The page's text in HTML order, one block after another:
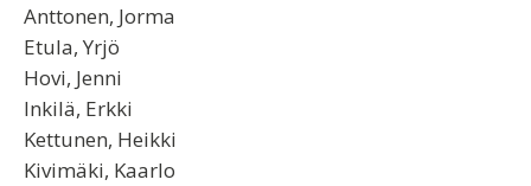
Anttonen, Jorma
Etula, Yrjö
Hovi, Jenni
Inkilä, Erkki
Kettunen, Heikki
Kivimäki, Kaarlo